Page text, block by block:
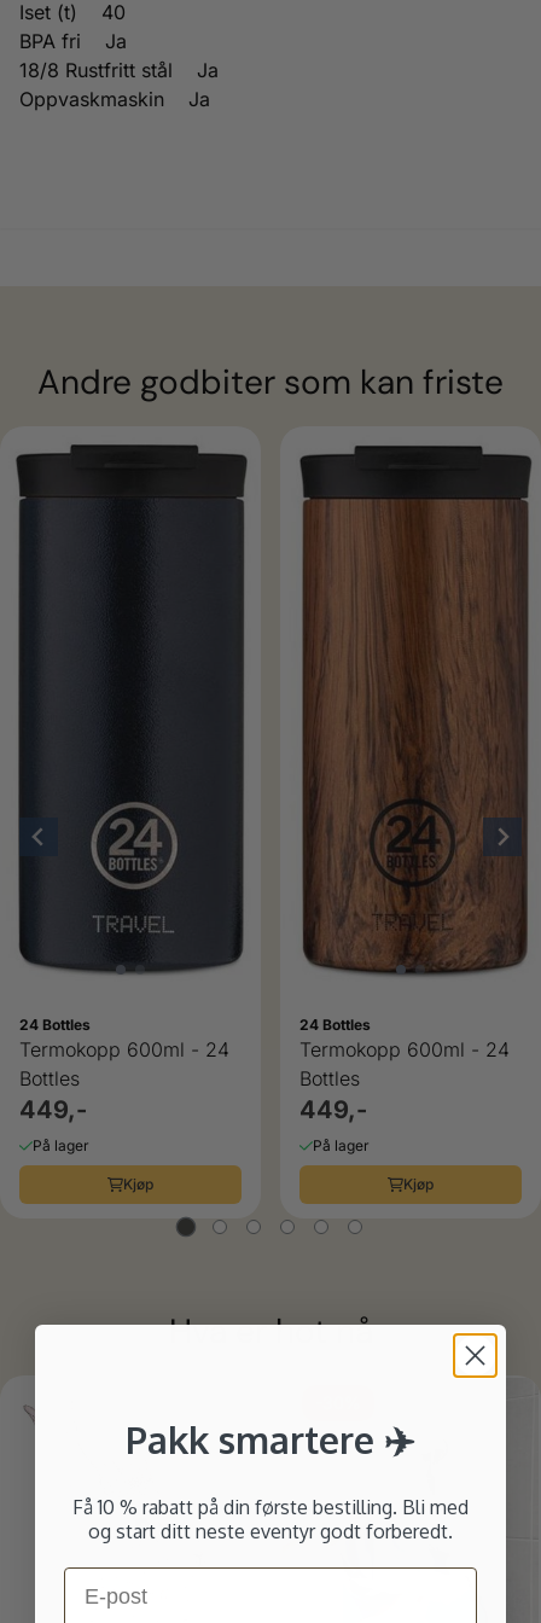
Iset (t) 40
BPA fri Ja
18/8 Rustfritt stål Ja
Oppvaskmaskin Ja
Andre godbiter som kan friste
24 Bottles
Termokopp 600ml - 24
Bottles
449,-
På lager
Kjøp
24 Bottles
Termokopp 600ml - 24
Bottles
449,-
På lager
Kjøp
Hva er hot nå
Pakk smartere ✈️
Få 10 % rabatt på din første bestilling. Bli med
og start ditt neste eventyr godt forberedt.
Email